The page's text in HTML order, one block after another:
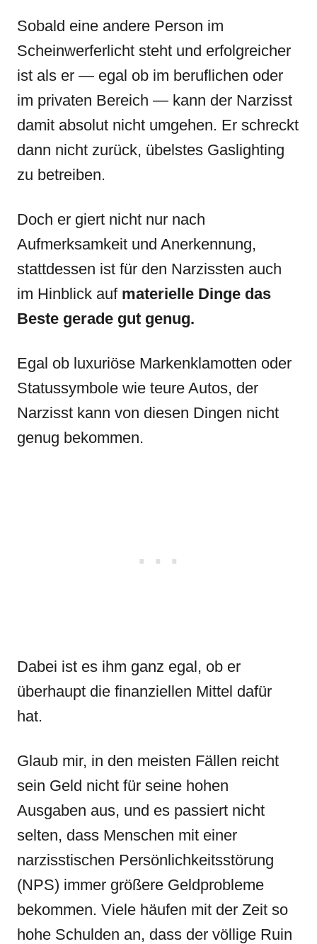
Sobald eine andere Person im
Scheinwerferlicht steht und erfolgreicher
ist als er — egal ob im beruflichen oder
im privaten Bereich — kann der Narzisst
damit absolut nicht umgehen. Er schreckt
dann nicht zurück, übelstes Gaslighting
zu betreiben.
Doch er giert nicht nur nach
Aufmerksamkeit und Anerkennung,
stattdessen ist für den Narzissten auch
im Hinblick auf materielle Dinge das
Beste gerade gut genug.
Egal ob luxuriöse Markenklamotten oder
Statussymbole wie teure Autos, der
Narzisst kann von diesen Dingen nicht
genug bekommen.
Dabei ist es ihm ganz egal, ob er
überhaupt die finanziellen Mittel dafür
hat.
Glaub mir, in den meisten Fällen reicht
sein Geld nicht für seine hohen
Ausgaben aus, und es passiert nicht
selten, dass Menschen mit einer
narzisstischen Persönlichkeitsstörung
(NPS) immer größere Geldprobleme
bekommen. Viele häufen mit der Zeit so
hohe Schulden an, dass der völlige Ruin